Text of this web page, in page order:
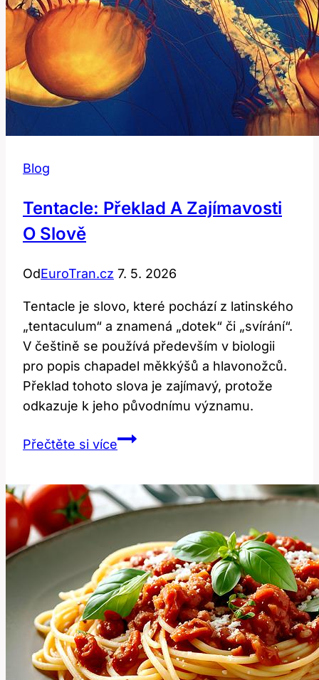
Blog
Tentacle: Překlad A Zajímavosti
O Slově
OdEuroTran.cz 7. 5. 2026
Tentacle je slovo, které pochází z latinského
„tentaculum“ a znamená „dotek“ či „svírání“.
V češtině se používá především v biologii
pro popis chapadel měkkýšů a hlavonožců.
Překlad tohoto slova je zajímavý, protože
odkazuje k jeho původnímu významu.
Přečtěte si víceTentacle:
zajímavosti
o